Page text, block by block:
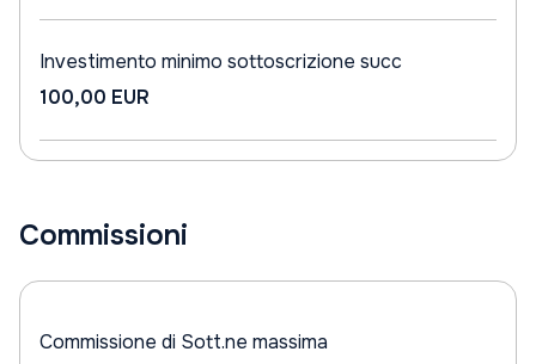
Investimento minimo sottoscrizione succ
100,00 EUR
Commissioni
Commissione di Sott.ne massima